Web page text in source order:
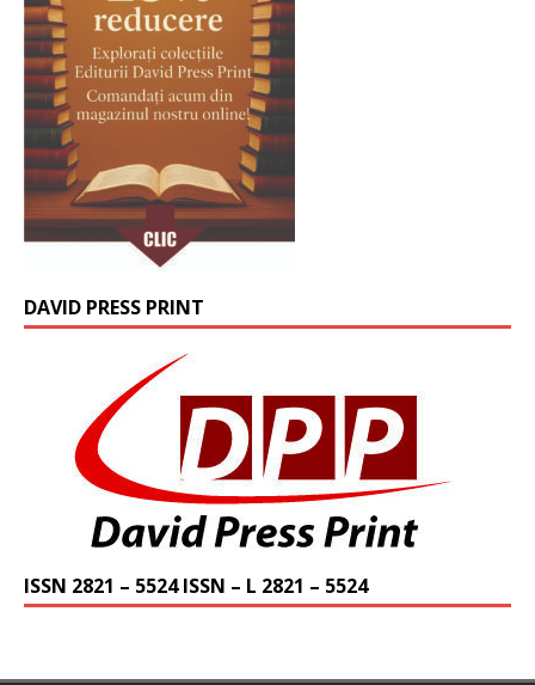
DAVID PRESS PRINT
ISSN 2821 – 5524 ISSN – L 2821 – 5524